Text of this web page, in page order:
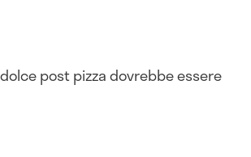
post pizza dovrebbe essere